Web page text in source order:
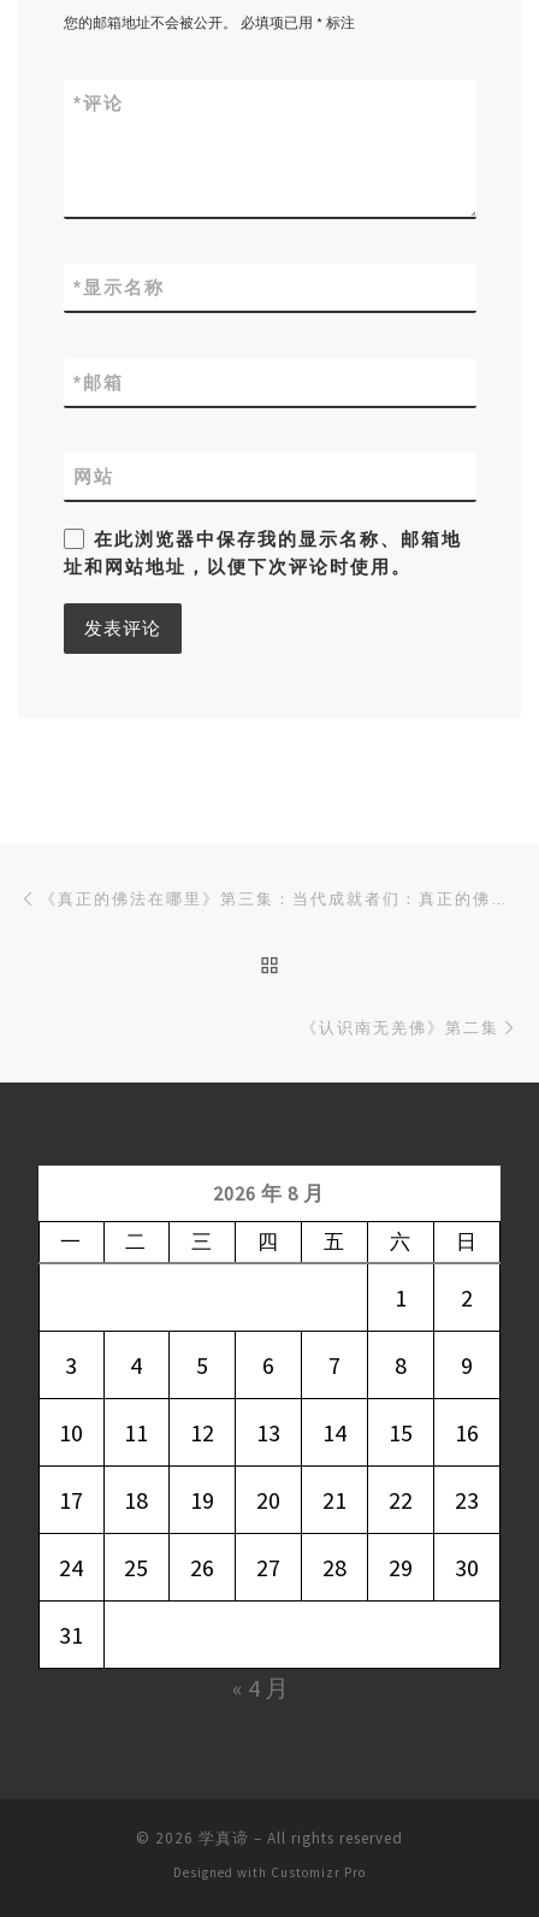
您的邮箱地址不会被公开。 必填项已用 *标注
评论
*
显示名称
*
邮箱
*
网站
在此浏览器中保存我的显示名称、邮箱地
址和网站地址，以便下次评论时使用。
文章导航
《认识南无羌佛》第二集
2026 年 8 月
一 二 三 四 五 六 日
1 2
3 4 5 6 7 8 9
10 11 12 13 14 15 16
17 18 19 20 21 22 23
24 25 26 27 28 29 30
31
« 4 月
© 2026 学真谛 – All rights reserved
Designed with Customizr Pro